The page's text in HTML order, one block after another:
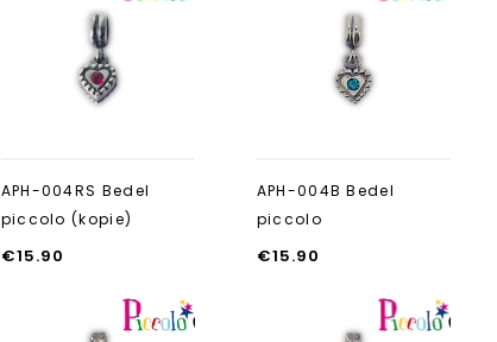
APH-004RS Bedel
piccolo (kopie)
€15.90
APH-004B Bedel
piccolo
€15.90